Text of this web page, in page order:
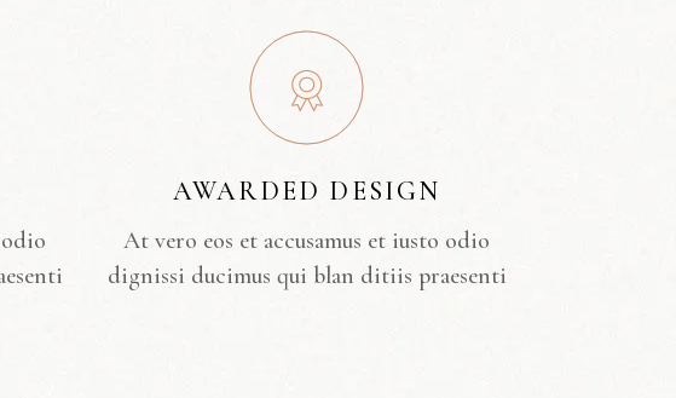
AWARDED DESIGN
At vero eos et accusamus et iusto odio
dignissi ducimus qui blan ditiis praesenti